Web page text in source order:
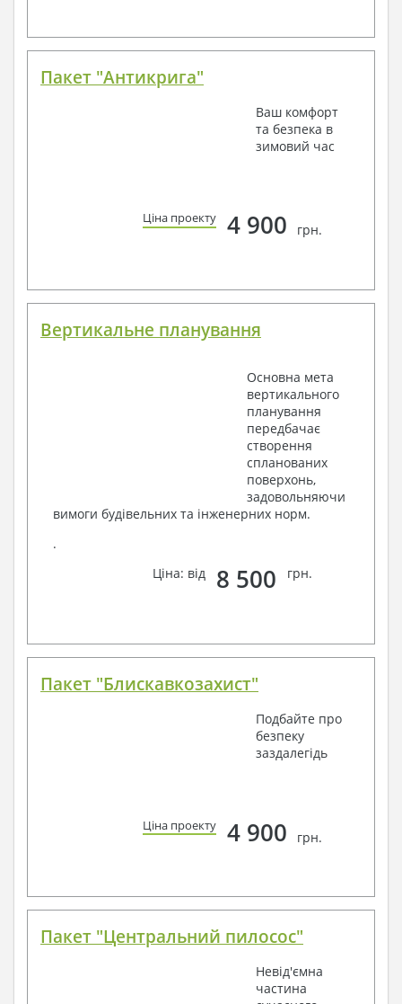
Пакет "Антикрига"
Ваш комфорт
та безпека в
зимовий час
Ціна проекту 4 900 грн.
Вертикальне планування
Основна мета
вертикального
планування
передбачає
створення
спланованих
поверхонь,
задовольняючи
вимоги будівельних та інженерних норм.
.
Ціна: від
8 500 грн.
Пакет "Блискавкозахист"
Подбайте про
безпеку
заздалегідь
Ціна проекту 4 900 грн.
Пакет "Центральний пилосос"
Невід'ємна
частина